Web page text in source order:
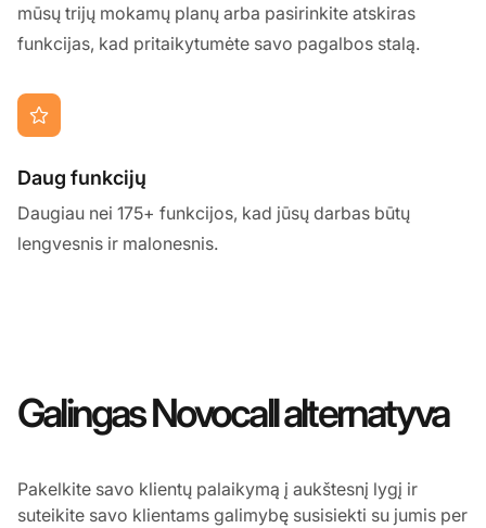
mūsų trijų mokamų planų arba pasirinkite atskiras
funkcijas, kad pritaikytumėte savo pagalbos stalą.
Daug funkcijų
Daugiau nei 175+ funkcijos, kad jūsų darbas būtų
lengvesnis ir malonesnis.
Galingas Novocall alternatyva
Pakelkite savo klientų palaikymą į aukštesnį lygį ir
suteikite savo klientams galimybę susisiekti su jumis per